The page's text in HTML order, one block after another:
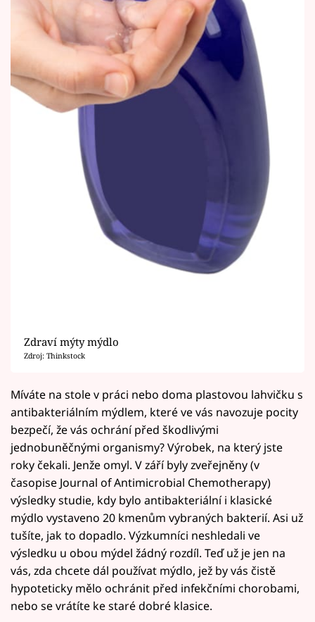
Zdraví mýty mýdlo
Zdroj: Thinkstock
Míváte na stole v práci nebo doma plastovou lahvičku s
antibakteriálním mýdlem, které ve vás navozuje pocity
bezpečí, že vás ochrání před škodlivými
jednobuněčnými organismy? Výrobek, na který jste
roky čekali. Jenže omyl. V září byly zveřejněny (v
časopise Journal of Antimicrobial Chemotherapy)
výsledky studie, kdy bylo antibakteriální i klasické
mýdlo vystaveno 20 kmenům vybraných bakterií. Asi už
tušíte, jak to dopadlo. Výzkumníci neshledali ve
výsledku u obou mýdel žádný rozdíl. Teď už je jen na
vás, zda chcete dál používat mýdlo, jež by vás čistě
hypoteticky mělo ochránit před infekčními chorobami,
nebo se vrátíte ke staré dobré klasice.